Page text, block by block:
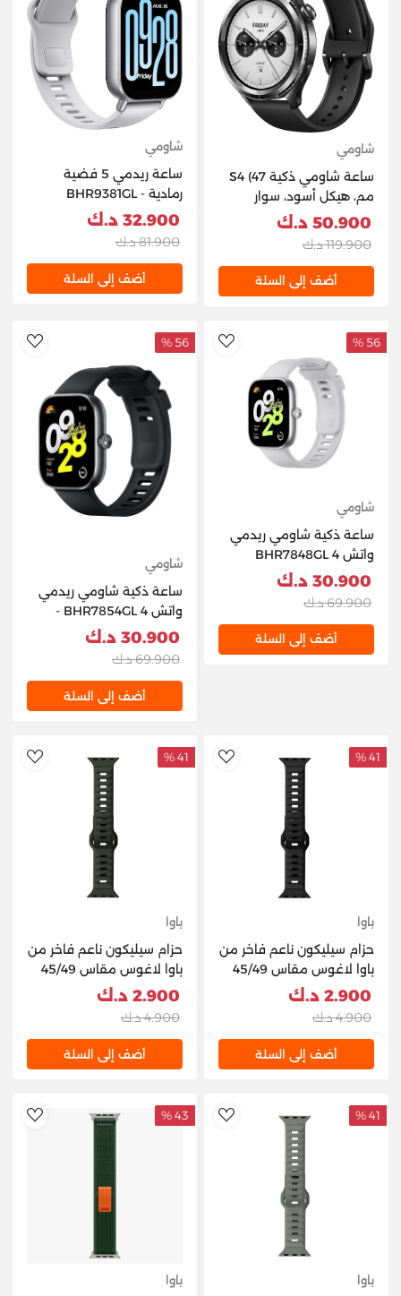
شاومي
ساعة شاومي ذكية S4 (47
مم، هيكل أسود، سوار
أسود) BHR9195GL
50.900 د.ك
119.900 د.ك
أضف إلى السلة
شاومي
ساعة ريدمي 5 فضية
رمادية - BHR9381GL
32.900 د.ك
81.900 د.ك
أضف إلى السلة
AddToWishlist
56 %
شاومي
ساعة ذكية شاومي ريدمي
واتش 4 BHR7848GL
30.900 د.ك
69.900 د.ك
أضف إلى السلة
56 %
شاومي
ساعة ذكية شاومي ريدمي
واتش 4 BHR7854GL -
أسود
30.900 د.ك
69.900 د.ك
أضف إلى السلة
AddToWishlist
41 %
باوا
حزام سيليكون ناعم فاخر من
باوا لاغوس مقاس 45/49
مم - أسود
2.900 د.ك
4.900 د.ك
أضف إلى السلة
41 %
باوا
حزام سيليكون ناعم فاخر من
باوا لاغوس مقاس 45/49
مم أخضر رمادي
2.900 د.ك
4.900 د.ك
أضف إلى السلة
AddToWishlist
41 %
باوا
43 %
باوا